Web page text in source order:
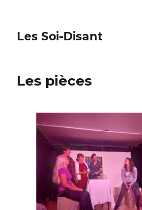
Les Soi-Disant
Les pièces